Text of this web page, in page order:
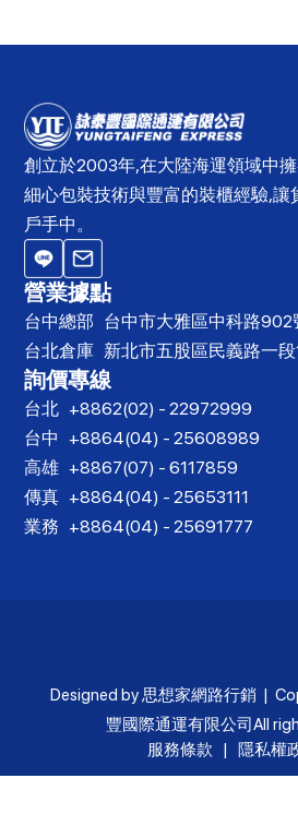
創立於2003年,在大陸海運領域中
細心包裝技術與豐富的裝櫃經驗,讓
戶手中。
營業據點
台中總部 台中市大雅區中科路902
台北倉庫 新北市五股區民義路一
詢價專線
台北 +8862(02) - 22972999
台中 +8864(04) - 25608989
高雄 +8867(07) - 6117859
傳真 +8864(04) - 25653111
業務 +8864(04) - 25691777
Designed by思想家網路行銷|
豐國際通運有限公司All
服務條款 | 隱私權